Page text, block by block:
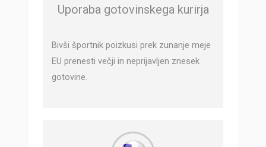
Uporaba gotovinskega kurirja
Bivši športnik poizkusi prek zunanje meje
EU prenesti večji in neprijavljen znesek
gotovine.